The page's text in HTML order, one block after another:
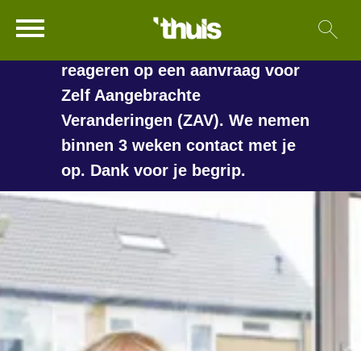
Naar hoofdinhoud
Naar hoofdnavigatiemenu
Naar zoeken
Naar de homepage
Ga naar Hoofd
langer duren voordat we
reageren op een aanvraag voor
Zelf Aangebrachte
Veranderingen (ZAV). We nemen
binnen 3 weken contact met je
op. Dank voor je begrip.